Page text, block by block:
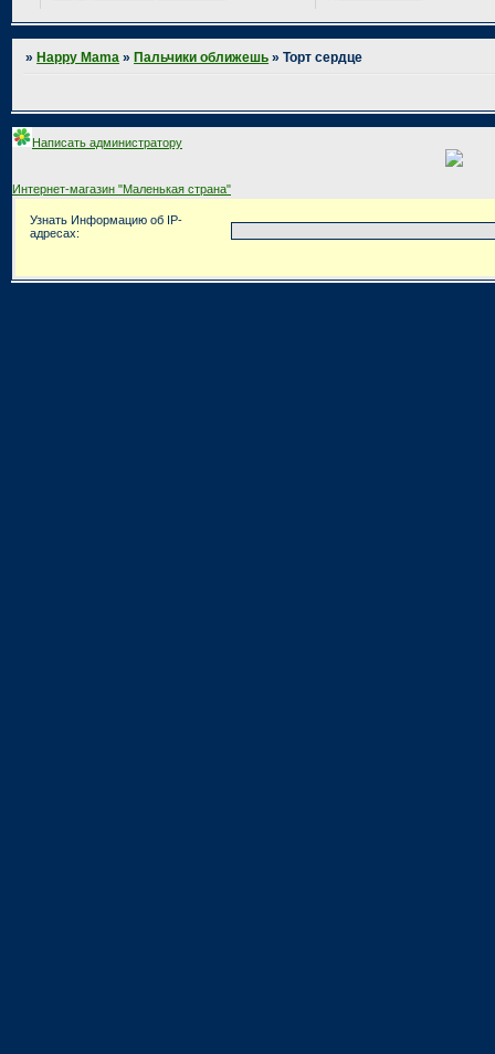
»Happy Mama »Пальчики оближешь »Торт сердце
Написать администратору
Интернет-магазин "Маленькая страна"
Узнать Информацию об IP-
адресах: